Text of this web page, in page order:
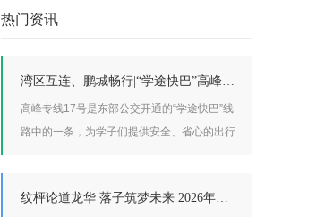
热门资讯
湾区互连、鹏城畅行|“学途快巴”高峰专线17号备受深高高中园师生好评
高峰专线17号是东部公交开通的“学途快巴”线
路中的一条，为学子们提供安全、省心的出行
运行约35分钟，实现了“出校门即上车，下车
纹枰论道龙华 落子筑梦未来 2026年首届“龙华杯”全国青少年围棋公开赛盛大开幕